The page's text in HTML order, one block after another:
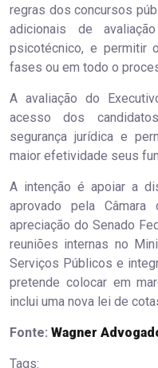
regras dos concursos
adicionais de
psicotécnico, e permitir
fases ou em todo o
A avaliação do
acesso dos
segurança jurídica e
maior efetividade seus
A intenção é apoiar a
aprovado pela
apreciação do Senado
reuniões internas no
Serviços Públicos e
pretende colocar em
inclui uma nova lei de
Fonte: Wagner
Tags: